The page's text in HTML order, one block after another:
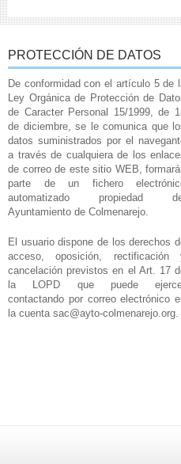
PROTECCIÓN DE DATOS
De conformidad con el artículo 5 de
Ley Orgánica de Protección de
de Caracter Personal 15/1999, de
de diciembre, se le comunica que
datos suministrados por el
a través de cualquiera de los
de correo de este sitio WEB,
parte de un fichero
automatizado propiedad
Ayuntamiento de Colmenarejo.
El usuario dispone de los derechos
acceso, oposición, rectificación
cancelación previstos en el Art. 17
la LOPD que puede
contactando por correo electrónico
la cuenta sac@ayto-colmenarejo.org.